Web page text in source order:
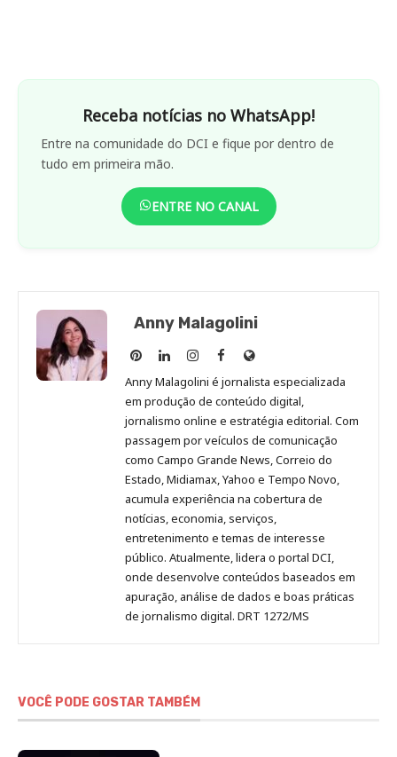
Receba notícias no WhatsApp!
Entre na comunidade do DCI e fique por dentro de
tudo em primeira mão.
ENTRE NO CANAL
Anny Malagolini
Anny
Malagolini
no
Pinterest
Anny
Malagolini
no
LinkedIn
Anny
Malagolini
no
Instagram
Anny
Malagolini
no
Facebook
Site
de
Anny
Malagolini
Anny Malagolini é jornalista especializada
em produção de conteúdo digital,
jornalismo online e estratégia editorial. Com
passagem por veículos de comunicação
como Campo Grande News, Correio do
Estado, Midiamax, Yahoo e Tempo Novo,
acumula experiência na cobertura de
notícias, economia, serviços,
entretenimento e temas de interesse
público. Atualmente, lidera o portal DCI,
onde desenvolve conteúdos baseados em
apuração, análise de dados e boas práticas
de jornalismo digital. DRT 1272/MS
VOCÊ PODE GOSTAR TAMBÉM